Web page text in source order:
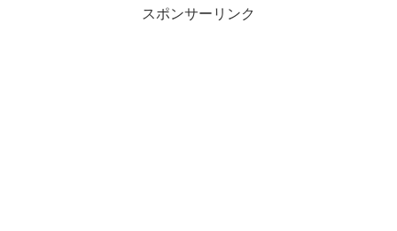
スポンサーリンク